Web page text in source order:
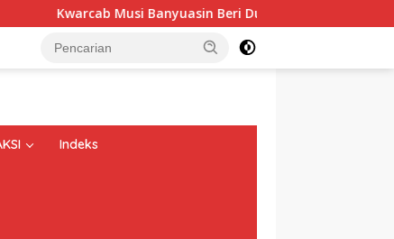
Musi Banyuasin Beri Dukungan Penuh: Dari Gugus
Indeks